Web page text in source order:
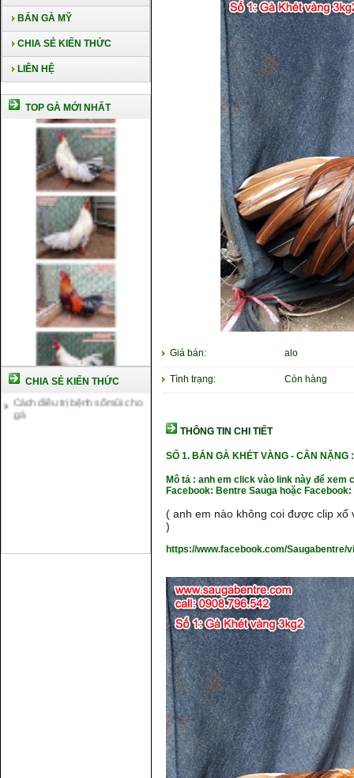
BÁN GÀ MỸ
CHIA SẺ KIẾN THỨC
LIÊN HỆ
TOP GÀ MỚI NHẤT
CHIA SẺ KIẾN THỨC
Cách nuôi gà chế độ đá c1
Cách nuôi gà đông tảo thuần
chủng
Kỹ thuật nuôi gà con mới nở
Hướng dẫn nuôi gà đá
Tại sao bạn cần biết cách nuôi
gà chọi ?
Cách điều trị bệnh sổ mũi cho
gà
Giá bán: alo
Tình trạng: Còn hàng
THÔNG TIN CHI TIẾT
SỐ 1. BÁN GÀ KHÉT VÀNG - CÂN NẶNG
Mô tả : anh em click vào link này để
Facebook: Bentre Sauga hoặc Facebook:
( anh em nào không coi được clip xổ
)
https://www.facebook.com/Saugabentre/